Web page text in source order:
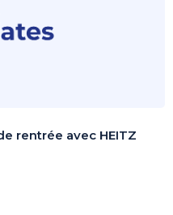
rentrée avec HEITZ